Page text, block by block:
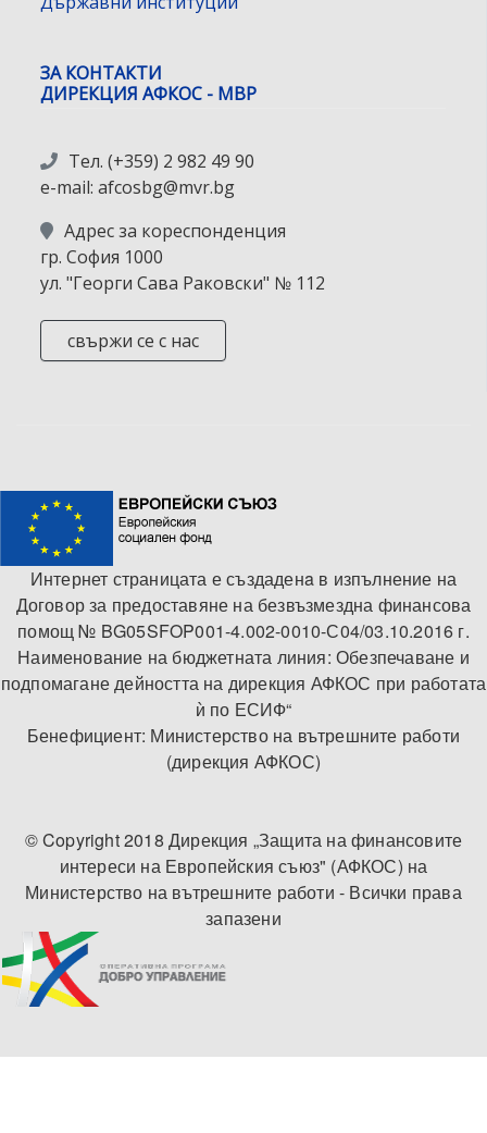
ЗА КОНТАКТИ
ДИРЕКЦИЯ АФКОС - МВР
Тел. (+359) 2 982 49 90
e-mail: afcosbg@mvr.bg
Адрес за кореспонденция
гр. София 1000
ул. "Георги Сава Раковски" № 112
свържи се с нас
Интернет страницата е създаденa в изпълнение на
Договор за предоставяне на безвъзмездна финансова
помощ № BG05SFOP001-4.002-0010-С04/03.10.2016 г.
Наименование на бюджетната линия: Обезпечаване и
подпомагане дейността на дирекция АФКОС при работата
ѝ по ЕСИФ“
Бенефициент: Министерство на вътрешните работи
(дирекция АФКОС)
© Copyright 2018 Дирекция „Защита на финансовите
интереси на Европейския съюз" (АФКОС) на
Министерство на вътрешните работи - Всички права
запазени